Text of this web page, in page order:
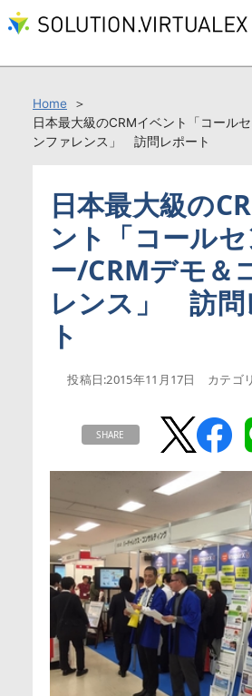
Home
日本最大級のCRMイベント「コール
ンファレンス」 訪問レポート
日本最大級の
ント「コールセ
ー/CRMデモ＆
レンス」 訪問
ト
投稿日:2015年11月17日 カテゴ
SHARE